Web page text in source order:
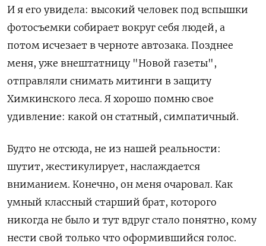
И я его увидела: высокий человек под вспышки
фотосъемки собирает вокруг себя людей, а
потом исчезает в черноте автозака. Позднее
меня, уже внештатницу "Новой газеты",
отправляли снимать митинги в защиту
Химкинского леса. Я хорошо помню свое
удивление: какой он статный, симпатичный.
Будто не отсюда, не из нашей реальности:
шутит, жестикулирует, наслаждается
вниманием. Конечно, он меня очаровал. Как
умный классный старший брат, которого
никогда не было и тут вдруг стало понятно, кому
нести свой только что оформившийся голос.